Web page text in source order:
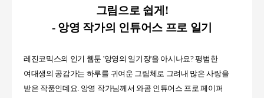
그림으로 쉽게!
- 앙영 작가의 인튜어스 프로 일기
레진코믹스의 인기 웹툰 '앙영의 일기장'을 아시나요? 평범한
여대생의 공감가는 하루를 귀여운 그림체로 그려내 많은 사랑을
받은 작품인데요. 앙영 작가님께서 와콤 인튜어스 프로 페이퍼